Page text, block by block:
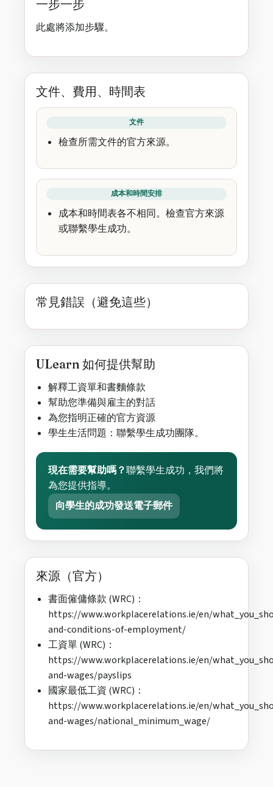
一步一步
此處將添加步驟。
文件、費用、時間表
文件
檢查所需文件的官方來源。
成本和時間安排
成本和時間表各不相同。檢查官方來源
或聯繫學生成功。
常見錯誤（避免這些）
ULearn 如何提供幫助
解釋工資單和書麵條款
幫助您準備與雇主的對話
為您指明正確的官方資源
學生生活問題：聯繫學生成功團隊。
現在需要幫助嗎？聯繫學生成功，我們將
為您提供指導。
向學生的成功發送電子郵件
來源（官方）
書面僱傭條款 (WRC)：
https://www.workplacerelations.ie/en/
and-conditions-of-employment/
工資單 (WRC)：
https://www.workplacerelations.ie/en/
and-wages/payslips
國家最低工資 (WRC)：
https://www.workplacerelations.ie/en/
and-wages/national_minimum_wage/